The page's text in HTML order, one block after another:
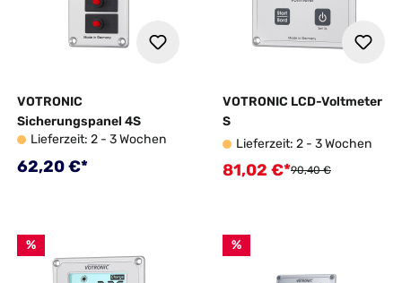
VOTRONIC
Sicherungspanel 4S
Lieferzeit: 2 - 3 Wochen
Regulärer Preis:
62,20 €*
VOTRONIC LCD-Voltmeter
S
Lieferzeit: 2 - 3 Wochen
Verkaufspreis:
81,02 €*Regulärer Preis:
90,40 €
% %